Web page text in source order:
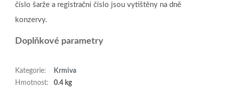
číslo šarže a registrační číslo jsou vytištěny na dně
konzervy.
Doplňkové parametry
Kategorie:
Krmiva
Hmotnost: 0.4 kg